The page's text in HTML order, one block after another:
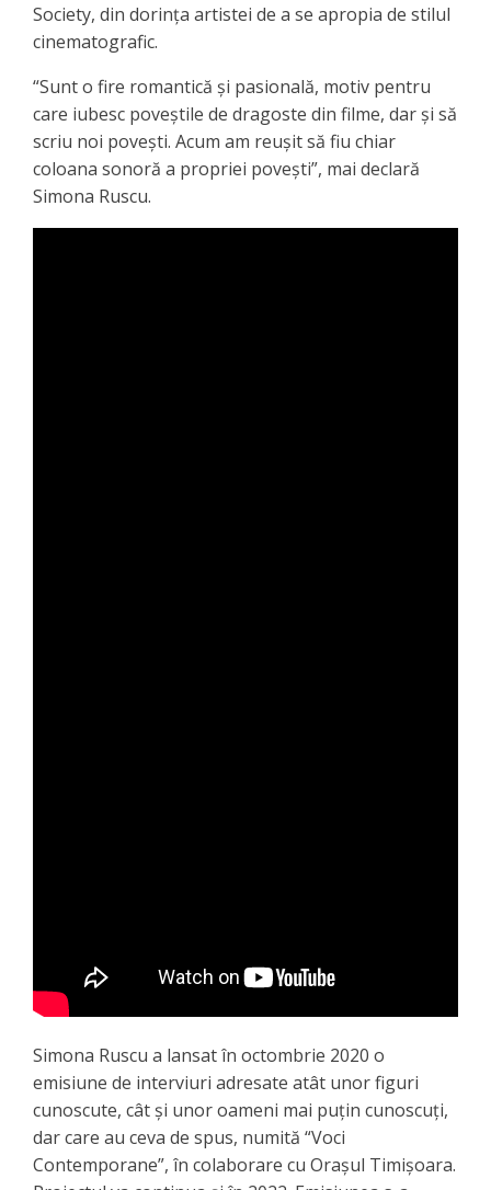
Society, din dorința artistei de a se apropia de stilul
cinematografic.
“Sunt o fire romantică și pasională, motiv pentru
care iubesc poveștile de dragoste din filme, dar și să
scriu noi povești. Acum am reușit să fiu chiar
coloana sonoră a propriei povești”, mai declară
Simona Ruscu.
Simona Ruscu a lansat în octombrie 2020 o
emisiune de interviuri adresate atât unor figuri
cunoscute, cât și unor oameni mai puțin cunoscuți,
dar care au ceva de spus, numită “Voci
Contemporane”, în colaborare cu Orașul Timișoara.